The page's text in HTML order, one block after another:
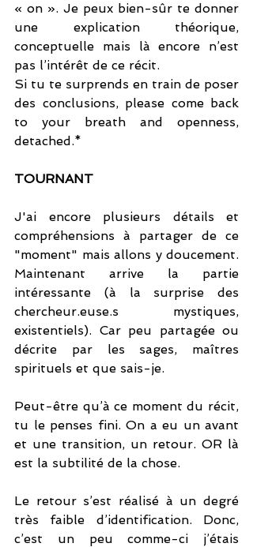
« on ». Je peux bien-sûr te donner
une explication théorique,
conceptuelle mais là encore n’est
pas l’intérêt de ce récit.
Si tu te surprends en train de poser
des conclusions, please come back
to your breath and openness,
detached.*
TOURNANT
J'ai encore plusieurs détails et
compréhensions à partager de ce
"moment" mais allons y doucement.
Maintenant arrive la partie
intéressante (à la surprise des
chercheur.euse.s mystiques,
existentiels). Car peu partagée ou
décrite par les sages, maîtres
spirituels et que sais-je.
Peut-être qu’à ce moment du récit,
tu le penses fini. On a eu un avant
et une transition, un retour. OR là
est la subtilité de la chose.
Le retour s’est réalisé à un degré
très faible d’identification. Donc,
c’est un peu comme-ci j’étais